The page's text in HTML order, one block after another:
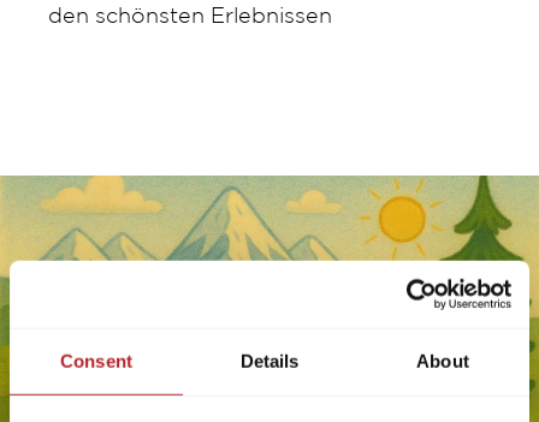
Consent Details About
den schönsten Erlebnissen